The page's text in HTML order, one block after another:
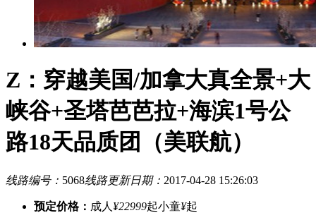
Z：穿越美国/加拿大真全景+大
峡谷+圣塔芭芭拉+海滨1号公
路18天品质团（美联航）
线路编号： 5068线路更新日期： 2017-04-28 15:26:03
预定价格： 成人 ¥22999起小童¥起